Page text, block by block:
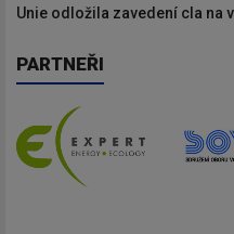
Unie odložila zavedení cla na
PARTNEŘI